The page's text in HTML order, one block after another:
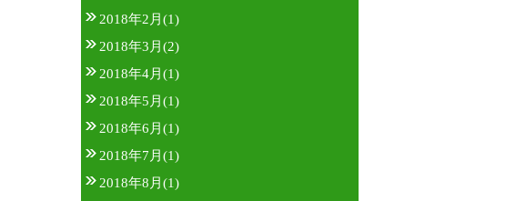
2018年2月(1)
2018年3月(2)
2018年4月(1)
2018年5月(1)
2018年6月(1)
2018年7月(1)
2018年8月(1)